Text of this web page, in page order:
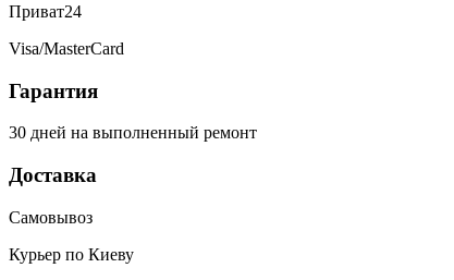
Приват24
Visa/MasterCard
Гарантия
30 дней на выполненный ремонт
Доставка
Самовывоз
Курьер по Киеву